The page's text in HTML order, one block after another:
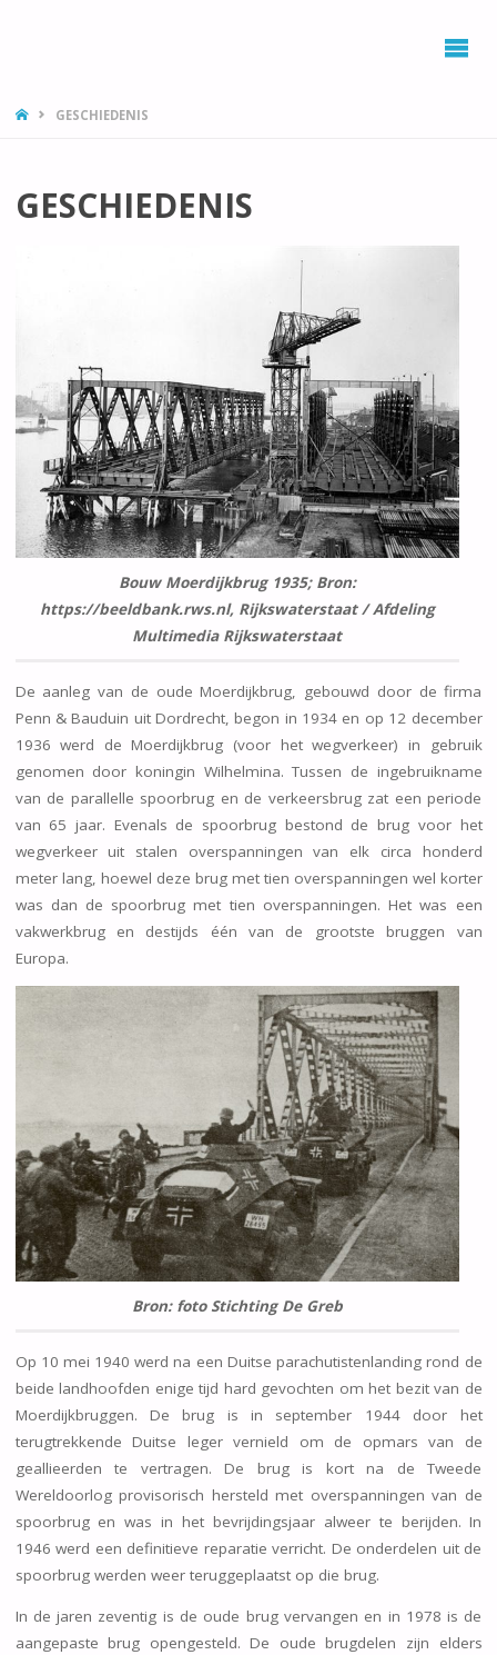
HOMEGESCHIEDENIS
GESCHIEDENIS
Bouw Moerdijkbrug 1935; Bron:
https://beeldbank.rws.nl, Rijkswaterstaat / Afdeling
Multimedia Rijkswaterstaat
De aanleg van de oude Moerdijkbrug, gebouwd door de firma
Penn & Bauduin uit Dordrecht, begon in 1934 en op 12 december
1936 werd de Moerdijkbrug (voor het wegverkeer) in gebruik
genomen door koningin Wilhelmina. Tussen de ingebruikname
van de parallelle spoorbrug en de verkeersbrug zat een periode
van 65 jaar. Evenals de spoorbrug bestond de brug voor het
wegverkeer uit stalen overspanningen van elk circa honderd
meter lang, hoewel deze brug met tien overspanningen wel korter
was dan de spoorbrug met tien overspanningen. Het was een
vakwerkbrug en destijds één van de grootste bruggen van
Europa.
Bron: foto Stichting De Greb
Op 10 mei 1940 werd na een Duitse parachutistenlanding rond de
beide landhoofden enige tijd hard gevochten om het bezit van de
Moerdijkbruggen. De brug is in september 1944 door het
terugtrekkende Duitse leger vernield om de opmars van de
geallieerden te vertragen. De brug is kort na de Tweede
Wereldoorlog provisorisch hersteld met overspanningen van de
spoorbrug en was in het bevrijdingsjaar alweer te berijden. In
1946 werd een definitieve reparatie verricht. De onderdelen uit de
spoorbrug werden weer teruggeplaatst op die brug.
In de jaren zeventig is de oude brug vervangen en in 1978 is de
aangepaste brug opengesteld. De oude brugdelen zijn elders